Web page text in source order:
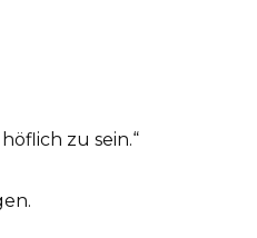
zu sein.“